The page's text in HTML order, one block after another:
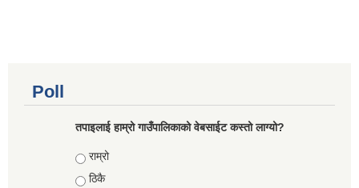
Poll
तपाइलाई हाम्रो गाउँपालिकाको वेबसाईट कस्तो लाग्यो?
Choices
राम्रो
ठिकै